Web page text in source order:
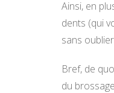
Ainsi, en
dents (qui
sans
Bref, de
du